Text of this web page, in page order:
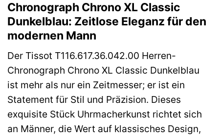
Chronograph Chrono XL Classic
Dunkelblau: Zeitlose Eleganz für den
modernen Mann
Der Tissot T116.617.36.042.00 Herren-
Chronograph Chrono XL Classic Dunkelblau
ist mehr als nur ein Zeitmesser; er ist ein
Statement für Stil und Präzision. Dieses
exquisite Stück Uhrmacherkunst richtet sich
an Männer, die Wert auf klassisches Design,